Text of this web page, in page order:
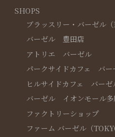
SHOPS
ブラッスリー・バーゼル（
バーゼル 豊田店
アトリエ バーゼル
パークサイドカフェ バー
ヒルサイドカフェ バーゼ
バーゼル イオンモール
ファクトリーショップ
ファーム バーゼル（